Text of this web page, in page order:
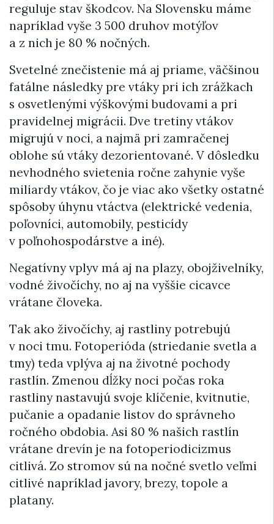
reguluje stav škodcov. Na Slovensku máme
napríklad vyše 3 500 druhov motýľov
a z nich je 80 % nočných.
Svetelné znečistenie má aj priame, väčšinou
fatálne následky pre vtáky pri ich zrážkach
s osvetlenými výškovými budovami a pri
pravidelnej migrácii. Dve tretiny vtákov
migrujú v noci, a najmä pri zamračenej
oblohe sú vtáky dezorientované. V dôsledku
nevhodného svietenia ročne zahynie vyše
miliardy vtákov, čo je viac ako všetky ostatné
spôsoby úhynu vtáctva (elektrické vedenia,
poľovníci, automobily, pesticídy
v poľnohospodárstve a iné).
Negatívny vplyv má aj na plazy, obojživelníky,
vodné živočíchy, no aj na vyššie cicavce
vrátane človeka.
Tak ako živočíchy, aj rastliny potrebujú
v noci tmu. Fotoperióda (striedanie svetla a
tmy) teda vplýva aj na životné pochody
rastlín. Zmenou dĺžky noci počas roka
rastliny nastavujú svoje klíčenie, kvitnutie,
pučanie a opadanie listov do správneho
ročného obdobia. Asi 80 % našich rastlín
vrátane drevín je na fotoperiodicizmus
citlivá. Zo stromov sú na nočné svetlo veľmi
citlivé napríklad javory, brezy, topole a
platany.